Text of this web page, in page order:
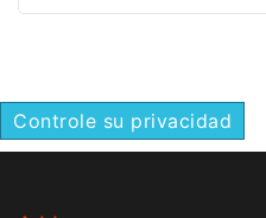
Controle su privacidad